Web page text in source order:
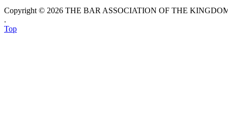
Copyright © 2026 THE BAR ASSOCIATION OF THE
.
Top